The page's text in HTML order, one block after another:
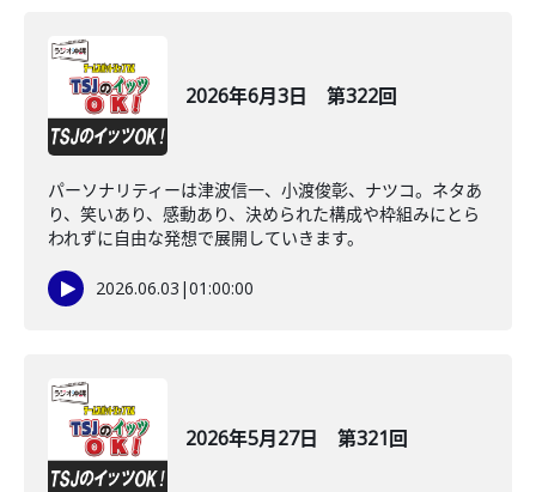
2026年6月3日 第322回
パーソナリティーは津波信一、小渡俊彰、ナツコ。ネタあ
り、笑いあり、感動あり、決められた構成や枠組みにとら
われずに自由な発想で展開していきます。
2026.06.03 |01:00:00
2026年5月27日 第321回